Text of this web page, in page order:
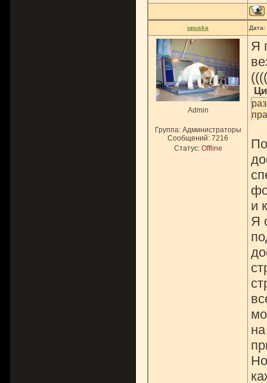
upuska
Admin
Группа: Администраторы
Сообщений: 7216
Статус: Offline
Я
((((
и
Я